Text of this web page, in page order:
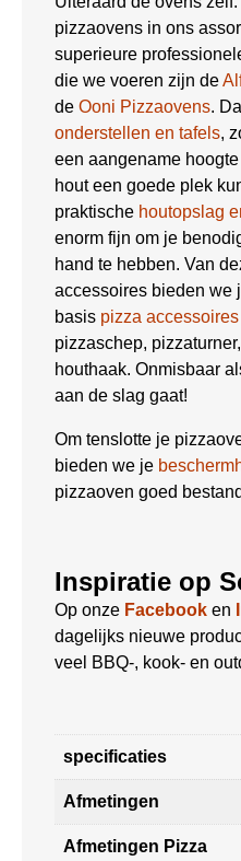
pizzaovens in ons
superieure
die we voeren zijn de
de Ooni Pizzaovens.
onderstellen en tafels,
een aangename
hout een goede plek
praktische houtopslag
enorm fijn om je
hand te hebben. Van
accessoires bieden we
basis pizza accessoires
pizzaschep,
houthaak. Onmisbaar
aan de slag gaat!
Om tenslotte je
bieden we je
pizzaoven goed
Inspiratie op
Op onze Facebook en
dagelijks nieuwe
veel BBQ-, kook- en
specificaties
Afmetingen
Afmetingen Pizza